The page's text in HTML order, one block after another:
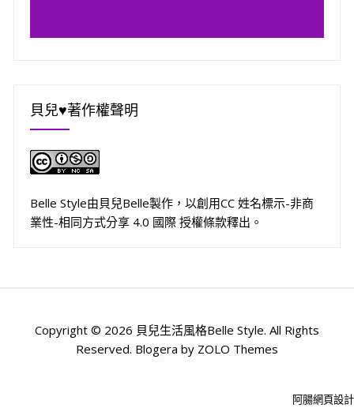
貝兒♥著作權聲明
Belle Style由貝兒Belle製作，以創用CC 姓名標示-非商
業性-相同方式分享 4.0 國際 授權條款釋出。
Copyright © 2026 貝兒生活風格Belle Style. All Rights
Reserved. Blogera by ZOLO Themes
阿腸網頁設計